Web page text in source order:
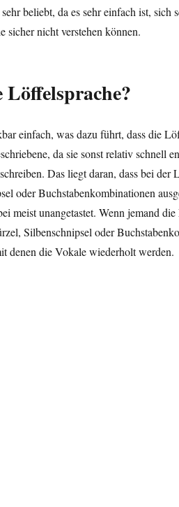
beliebt, da es sehr einfach ist,
sicher nicht verstehen können.
einfach, was dazu führt, dass die
da sie sonst relativ schnell
Das liegt daran, dass bei
oder Buchstabenkombinationen
meist unangetastet. Wenn jemand
Silbenschnipsel oder
denen die Vokale wiederholt werden.